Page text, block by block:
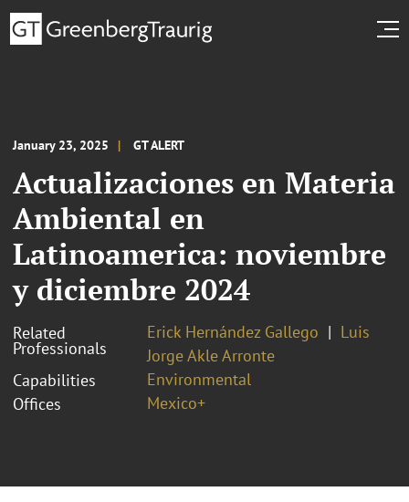
January 23, 2025 GT ALERT
Actualizaciones en Materia
Ambiental en
Latinoamerica: noviembre
y diciembre 2024
Related
Professionals
Erick Hernández Gallego
Luis
Jorge Akle Arronte
Capabilities
Environmental
Offices
Mexico+